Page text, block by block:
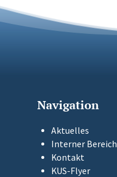
Navigation
Aktuelles
Interner Bereich
Kontakt
KUS-Flyer